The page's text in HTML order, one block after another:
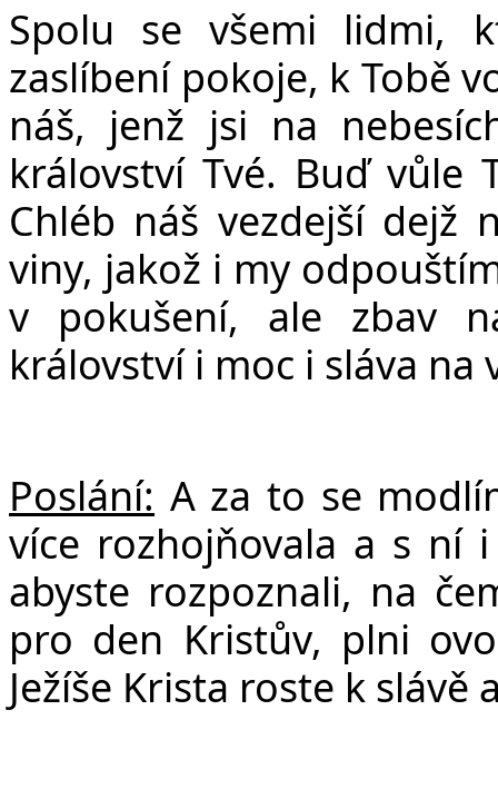
Spolu se všemi lidmi,
zaslíbení pokoje, k Tobě
náš, jenž jsi na
království Tvé. Buďvůle
Chléb náš vezdejší dejž
viny, jakož i my odpouš
v pokušení, ale zbav
království i moc i sláva na
Poslání: A za to se
více rozhojňovala a s ní
abyste rozpoznali, na
pro den Kristův, plni
Ježíše Krista roste k slávě